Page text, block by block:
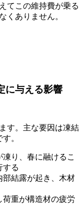
てこの維持費が乗る
くありません。
に与える影響
す。主な要因は凍結
。
り、春に融けるこ
する
部結露が起き、木材
荷重が構造材の疲労